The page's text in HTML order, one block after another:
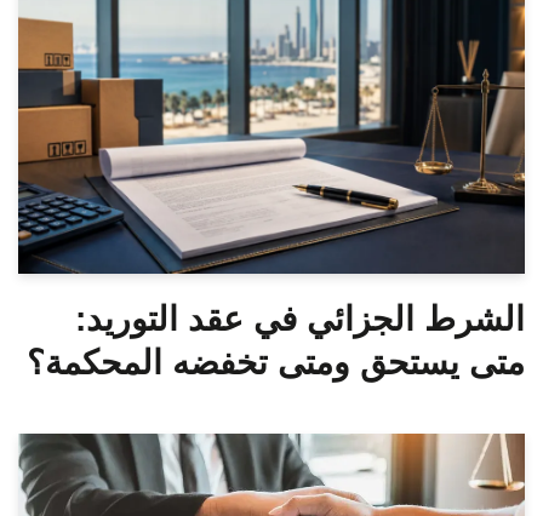
الشرط الجزائي في عقد التوريد:
متى يستحق ومتى تخفضه المحكمة؟